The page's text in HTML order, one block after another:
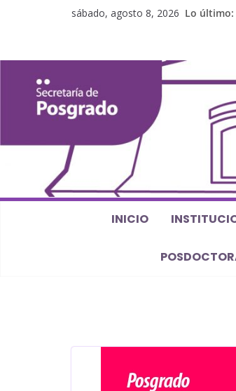
sábado, agosto 8, 2026 Lo último:
INICIO